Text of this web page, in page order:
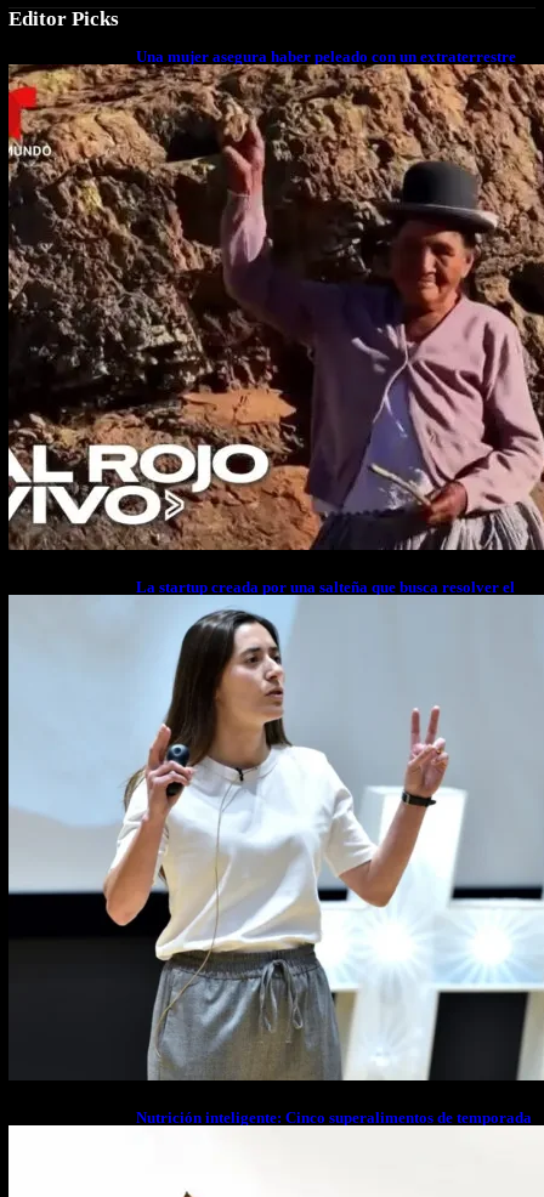
Editor Picks
Una mujer asegura haber peleado con un extraterrestre
cuerpo a cuerpo
La startup creada por una salteña que busca resolver el
estrés financiero en Latinoamérica
Nutrición inteligente: Cinco superalimentos de temporada